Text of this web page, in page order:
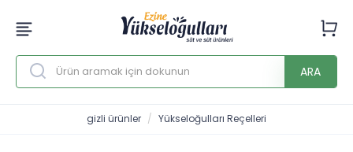
ARA
gizli ürünler Yükseloğulları Reçelleri